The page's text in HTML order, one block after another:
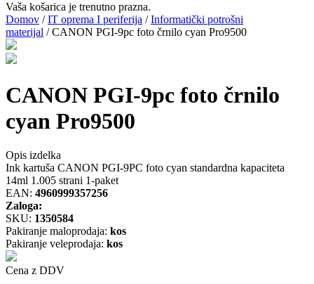
Vaša košarica je trenutno prazna.
Domov /IT oprema I periferija /Informatički potrošni
materijal /CANON PGI-9pc foto črnilo cyan Pro9500
CANON PGI-9pc foto črnilo
cyan Pro9500
Opis izdelka
Ink kartuša CANON PGI-9PC foto cyan standardna kapaciteta
14ml 1.005 strani 1-paket
EAN: 4960999357256
Zaloga:
SKU: 1350584
Pakiranje maloprodaja: kos
Pakiranje veleprodaja: kos
Cena z DDV